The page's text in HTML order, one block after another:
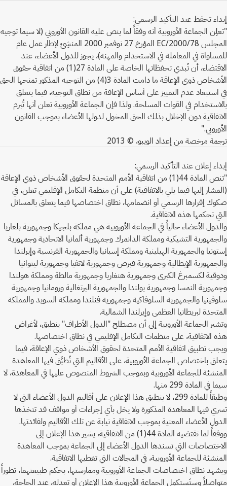
إبداء تحفظ عند التأكيد الرسمي:
"تعلِن الجماعة الأوروبية أنه وفقاً لما ينص عليه القانون الأوروبي (لا سيما توجيه
المجلس 2000/78/EC المؤرخ 27 نوفمبر 2000 المنشِئ لإطار عمل عام
للمساواة في المعاملة في الاستخدام والمهنة)، يجوز للدول الأعضاء، عند
الاقتضاء، أن تُبدي تحفظاتها الخاصة على المادة 27(1) من اتفاقية حقوق
الأشخاص ذوي الإعاقة ما دامت المادة 3(4) من التوجيه المذكور تمنحها الحق
في استبعاد عدم التمييز على أساس الإعاقة من نطاق التوجيه، فيما يتعلق
بالاستخدام في القوات المسلحة. ولذا فإن الجماعة الأوروبية تعلن أنها تُبرم
الاتفاقية دون الإخلال بذلك الحق المخول لدولها الأعضاء بموجب القانون
الأوروبي."
ترجمة مرخصة من إعداد الويبو، © 2013
إبداء إعلان عند التأكيد الرسمي:
"تنص المادة 44(1) من اتفاقية الأمم المتحدة لحقوق الأشخاص ذوي الإعاقة
(المشار إليها فيما يلي بالاتفاقية) على أن منظمة التكامل الإقليمي تعلن، في
صكوك إقرارها الرسمي أو انضمامها، نطاق اختصاصها فيما يتعلق بالمسائل
التي تحكمها هذه الاتفاقية.
والدول الأعضاء حالياً في الجماعة الأوروبية هي مملكة بلجيكا وجمهورية بلغاريا
والجمهورية التشيكية ومملكة الدانمرك وجمهورية ألمانيا الاتحادية وجمهورية
إستونيا والجمهورية الهيلينية ومملكة إسبانيا والجمهورية الفرنسية وإيرلندا
والجمهورية الإيطالية وجمهورية قبرص وجمهورية لاتفيا وجمهورية ليتوانيا
ودوقية لكسمبرغ الكبرى وجمهورية هنغاريا وجمهورية مالطة ومملكة هولندا
وجمهورية النمسا وجمهورية بولندا والجمهورية البرتغالية ورومانيا وجمهورية
سلوفينيا والجمهورية السلوفاكية وجمهورية فنلندا ومملكة السويد والمملكة
المتحدة لبريطانيا العظمى وإيرلندا الشمالية.
وتشير الجماعة الأوروبية إلى أن مصطلح "الدول الأطراف" ينطبق، لأغراض
هذه الاتفاقية، على منظمات التكامل الإقليمي في نطاق اختصاصها.
ويجب تطبيق اتفاقية الأمم المتحدة لحقوق الأشخاص ذوي الإعاقة، فيما
يتعلق باختصاص الجماعة الأوروبية، على الأقاليم التي تُطبَّق فيها المعاهدة
المنشئة للجماعة الأوروبية وبموجب الشروط المنصوص عليها في المعاهدة، لا
سيما في المادة 299 منها.
وطبقاً للمادة 299، لا ينطبق هذا الإعلان على أقاليم الدول الأعضاء التي لا
تسري فيها المعاهدة المذكورة ولا يخل بأي إجراءات أو مواقف قد تتخذها
الدول الأعضاء المعنية بموجب الاتفاقية نيابة عن تلك الأقاليم ولفائدتها.
ووفقاً لما تقتضيه المادة 44(1) من الاتفاقية، يشير هذا الإعلان إلى
الاختصاصات التي تسندها الدول الأعضاء إلى الجماعة بموجب المعاهدة
المنشئة للجماعة الأوروبية، في المجالات التي تغطيها الاتفاقية.
ويشهد نطاق اختصاصات الجماعة الأوروبية وممارستها، بحكم طبيعتهما، تطوراً
متواصلاً وستَستكمِل الجماعة الأوروبية هذا الإعلان أو تعدله، عند الحاجة،